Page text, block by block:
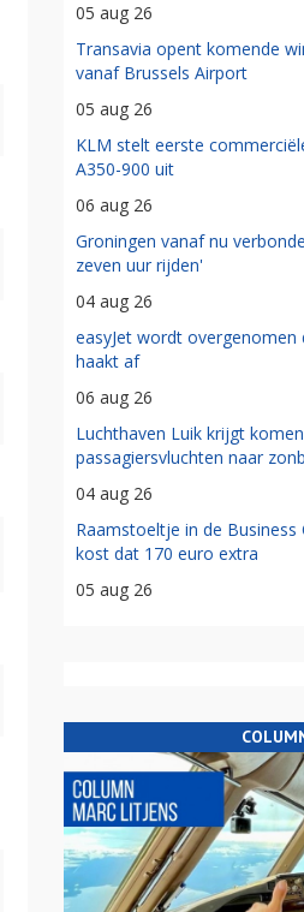
05 aug 26
Transavia opent komende
vanaf Brussels Airport
05 aug 26
KLM stelt eerste
A350-900 uit
06 aug 26
Groningen vanaf nu
zeven uur rijden'
04 aug 26
easyJet wordt overgenomen
haakt af
06 aug 26
Luchthaven Luik krijgt
passagiersvluchten naar
04 aug 26
Raamstoeltje in de Business
kost dat 170 euro extra
05 aug 26